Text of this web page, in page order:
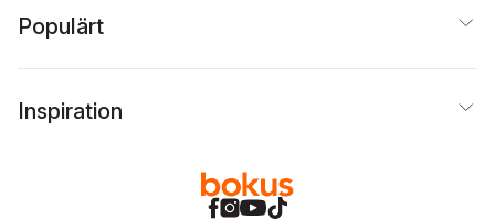
Populärt
Inspiration